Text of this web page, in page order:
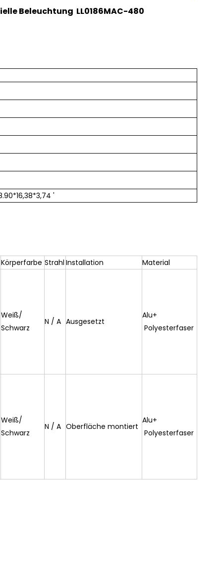
Beleuchtung LL0186MAC-480
'
Körperfarbe Strahl Installation Material
Weiß/
Schwarz
N / A Ausgesetzt
Alu+
Polyesterfaser
Weiß/
Schwarz
N / A Oberfläche montiert
Alu+
Polyesterfaser